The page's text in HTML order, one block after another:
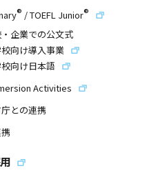
® /TOEFL Junior®
企業での公文式
向け導入事業
向け日本語
Activities
との連携